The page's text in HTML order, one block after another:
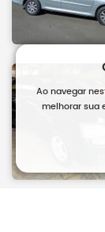
Ao navegar
melhorar sua